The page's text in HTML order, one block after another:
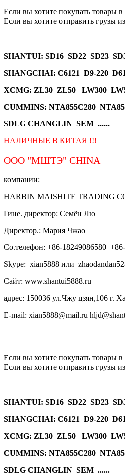
Если вы хотите покупать товары
Если вы хотите отправить грузы
SHANTUI: SD16 SD22 SD23
SHANGCHAI: C6121 D9-220
XCMG: ZL30 ZL50 LW300
CUMMINS: NTA855C280
SDLG CHANGLIN SEM ......
НАЛИЧНЫЕ В КИТАЯ !!!
ООО "МШТЭ" CHINA
компании:
HARBIN MAISHITE TRADING
Гине. директор: Семён Лю
Директор.: Мария Чжао
Со.телефон: +86-18249086580
Skype: xian5888 или
Сайт: www.shantui5888.ru
адрес: 150036 ул.Чжу цзян,106 г.
E-mail: xian5888@mail.ru
Если вы хотите покупать товары
Если вы хотите отправить грузы
SHANTUI: SD16 SD22 SD23
SHANGCHAI: C6121 D9-220
XCMG: ZL30 ZL50 LW300
CUMMINS: NTA855C280
SDLG CHANGLIN SEM ......